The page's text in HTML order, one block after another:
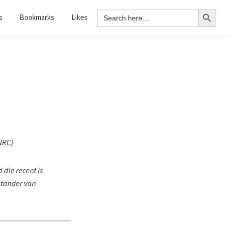
Bookmarks Likes Search
for:
Search Button
)
die recent is
van